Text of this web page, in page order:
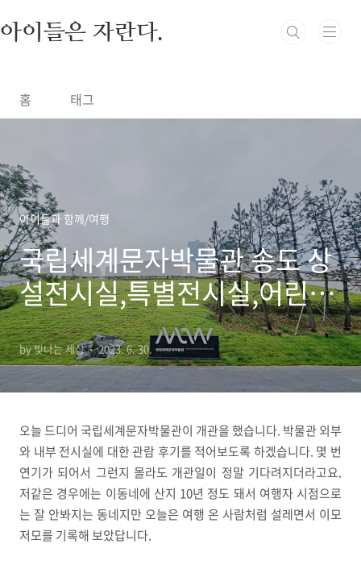
아이들은 자란다.
홈 태그
아이들과 함께/여행
국립세계문자박물관 송도 상
설전시실,특별전시실,어린이
체험관
by 빛나는 세상 2023. 6. 30.
오늘 드디어 국립세계문자박물관이 개관을 했습니다. 박물관 외부
와 내부 전시실에 대한 관람 후기를 적어보도록 하겠습니다. 몇 번
연기가 되어서 그런지 몰라도 개관일이 정말 기다려지더라고요.
저같은 경우에는 이동네에 산지 10년 정도 돼서 여행자 시점으로
는 잘 안봐지는 동네지만 오늘은 여행 온 사람처럼 설레면서 이모
저모를 기록해 보았답니다.